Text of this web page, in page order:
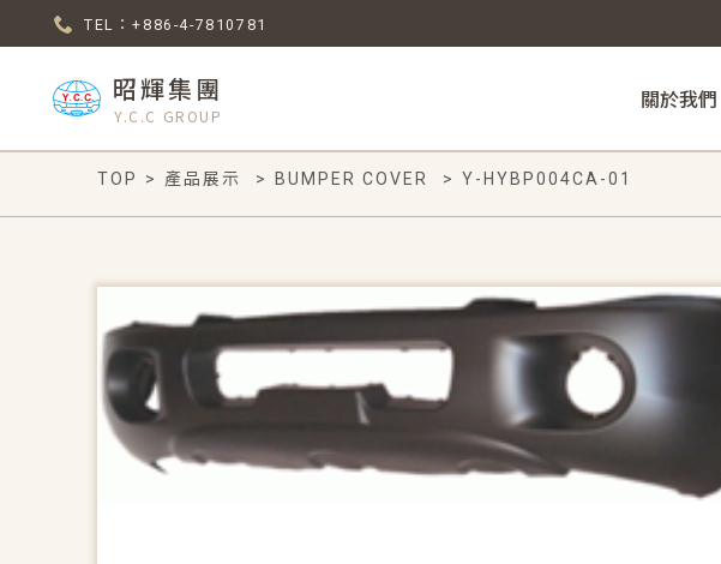
TEL：+886-4-7810781
昭輝集團
Y.C.C GROUP
關於我們
TOP > 產品展示 > BUMPER COVER > Y-HYBP004CA-01